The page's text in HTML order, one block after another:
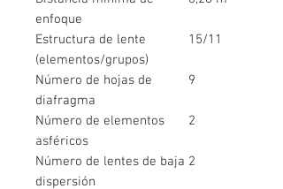
enfoque
Estructura de lente
(elementos/grupos)
15/11
Número de hojas de
diafragma
9
Número de elementos
asféricos
2
Número de lentes de baja
dispersión
2